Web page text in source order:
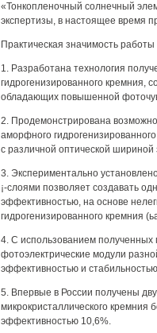
«Тонкопленочный солнечный
экспертизы, в настоящее время
Практическая значимость работы
1. Разработана технология
гидрогенизированного кремния,
обладающих повышенной
2. Продемонстрирована
аморфного
с различной оптической
3. Экспериментально
¡-слоями позволяет создавать
эффективностью, на основе
гидрогенизированного кремния
4. С использованием полученных
фотоэлектрические модули
эффективностью и
5. Впервые в России получены
микрокристаллического
эффективностью 10,6%.